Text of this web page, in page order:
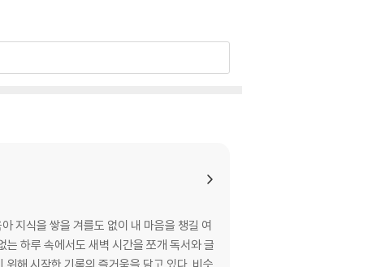
지식을 쌓을 겨를도 없이 내 마음을 챙길 여
하루 속에서도 새벽 시간을 쪼개 독서와 글